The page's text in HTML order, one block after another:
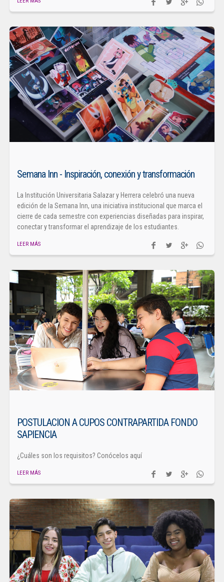
Semana Inn - Inspiración, conexión y transformación
La Institución Universitaria Salazar y Herrera celebró una nueva
edición de la Semana Inn, una iniciativa institucional que marca el
cierre de cada semestre con experiencias diseñadas para inspirar,
conectar y transformar el aprendizaje de los estudiantes.
LEER MÁS
POSTULACION A CUPOS CONTRAPARTIDA FONDO
SAPIENCIA
¿Cuáles son los requisitos? Conócelos aquí
LEER MÁS